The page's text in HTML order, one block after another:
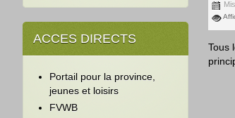
Tous
ACCES DIRECTS
Portail pour la province,
jeunes et loisirs
FVWB